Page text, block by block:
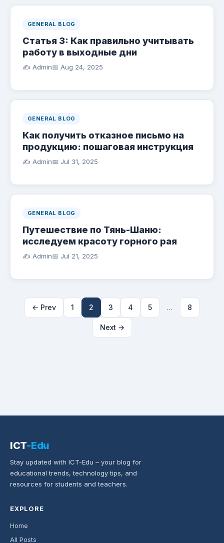
GENERAL BLOG
Статья 3: Как правильно учитывать
работу в выходные дни
✍️ Admin📅 Aug 24, 2025
GENERAL BLOG
Как получить отказное письмо на
продукцию: пошаговая инструкция
✍️ Admin📅 Jul 31, 2025
GENERAL BLOG
Путешествие по Тянь-Шаню:
исследуем красоту горного рая
✍️ Admin📅 Jul 21, 2025
← Prev 1 2 3 4 5 … 8
Next →
ICT-Edu
Stay updated with ICT-Edu – your blog for
educational trends, technology tips, and
resources for students and teachers.
EXPLORE
Home
All Posts